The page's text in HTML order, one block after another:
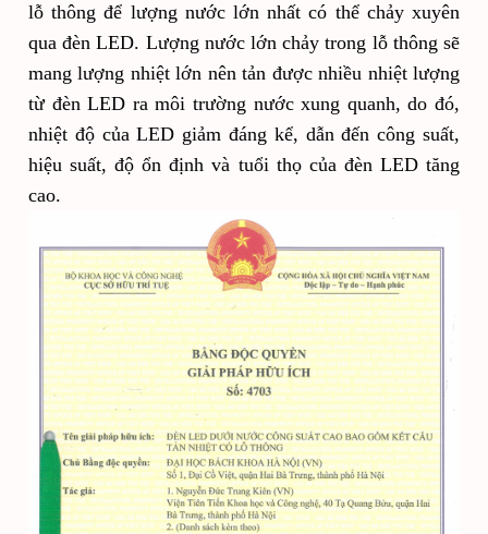
lỗ thông để lượng nước lớn nhất có thể chảy xuyên
qua đèn LED. Lượng nước lớn chảy trong lỗ thông sẽ
mang lượng nhiệt lớn nên tản được nhiều nhiệt lượng
từ đèn LED ra môi trường nước xung quanh, do đó,
nhiệt độ của LED giảm đáng kể, dẫn đến công suất,
hiệu suất, độ ổn định và tuổi thọ của đèn LED tăng
cao.